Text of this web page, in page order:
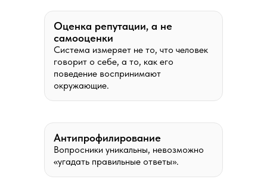
Антипрофилирование
Вопросники уникальны, невозможно
«угадать правильные ответы».
Оценка репутации, а не
самооценки
Система измеряет не то, что человек
говорит о себе, а то, как его
поведение воспринимают
окружающие.